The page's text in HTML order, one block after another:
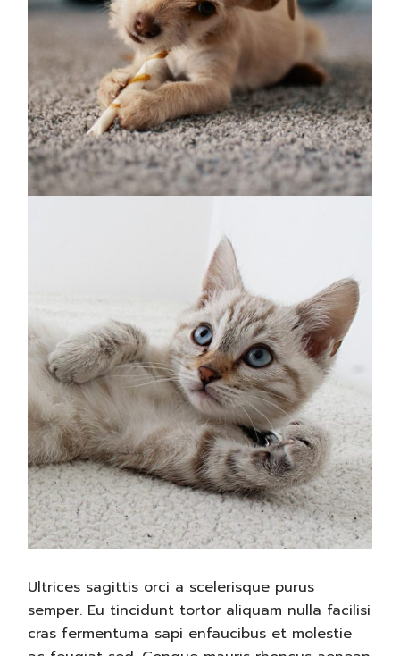
Ultrices sagittis orci a scelerisque purus
semper. Eu tincidunt tortor aliquam nulla facilisi
cras fermentuma sapi enfaucibus et molestie